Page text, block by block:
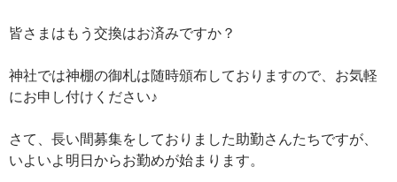
皆さまはもう交換はお済みですか？
神社では神棚の御札は随時頒布しておりますので、お気軽
にお申し付けください♪
さて、長い間募集をしておりました助勤さんたちですが、
いよいよ明日からお勤めが始まります。